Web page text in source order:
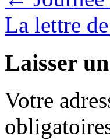
La lettre
Laisser
Votre